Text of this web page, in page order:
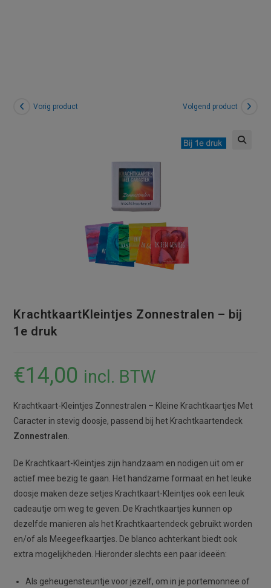
Vorig product Volgend product
KrachtkaartKleintjes Zonnestralen – bij
1e druk
€14,00 incl. BTW
Krachtkaart-Kleintjes Zonnestralen – Kleine Krachtkaartjes Met
Caracter in stevig doosje, passend bij het Krachtkaartendeck
Zonnestralen
De Krachtkaart-Kleintjes zijn handzaam en nodigen uit om er
actief mee bezig te gaan. Het handzame formaat en het leuke
doosje maken deze setjes Krachtkaart-Kleintjes ook een leuk
cadeautje om weg te geven. De Krachtkaartjes kunnen op
dezelfde manieren als het Krachtkaartendeck gebruikt worden
en/of als Meegeefkaartjes. De blanco achterkant biedt ook
extra mogelijkheden. Hieronder slechts een paar ideeën:
Als geheugensteuntje voor jezelf, om in je portemonnee of